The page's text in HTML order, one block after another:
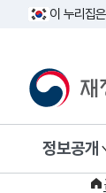
이 누리집
재정
정보공개